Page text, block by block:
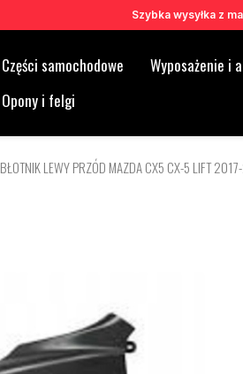
Szybka wysyłka z
Części samochodowe Wyposażenie i
Opony i felgi
BŁOTNIK LEWY PRZÓD MAZDA CX5 CX-5 LIFT